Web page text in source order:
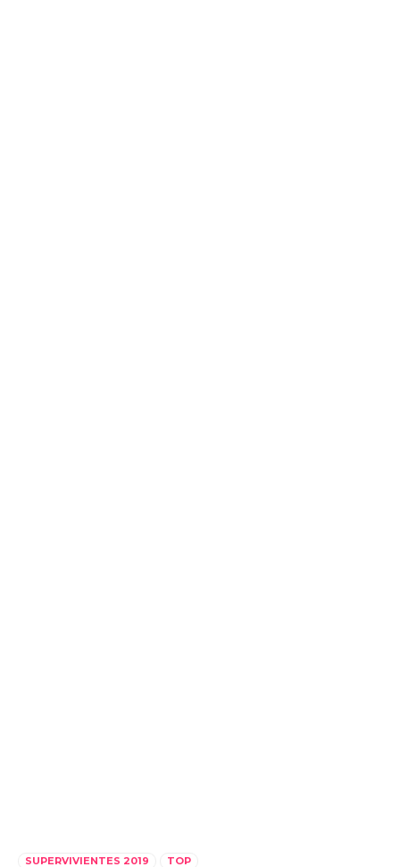
SUPERVIVIENTES 2019 TOP